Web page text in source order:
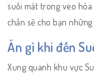
suối mát trong veo
chắn sẽ cho bạn
Ăn gì khi đến
Xung quanh khu vực